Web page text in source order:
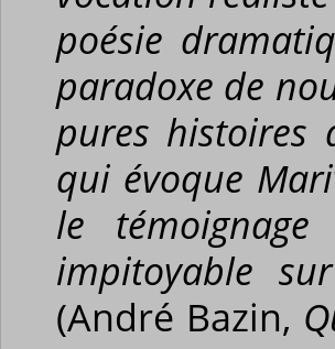
poésie
paradoxe de
pures histoires
qui évoque
le
impitoyable
(André Bazin,